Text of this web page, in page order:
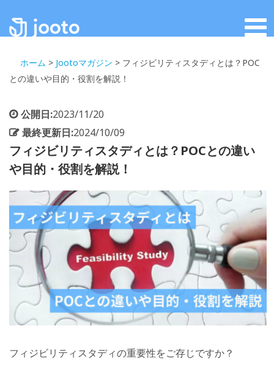
ホーム > Jootoマガジン > フィジビリティスタディとは？POC
との違いや目的・役割を解説！
公開日:2023/11/20
最終更新日:2024/10/09
フィジビリティスタディとは？POCとの違い
や目的・役割を解説！
フィジビリティスタディの重要性をご存じですか？